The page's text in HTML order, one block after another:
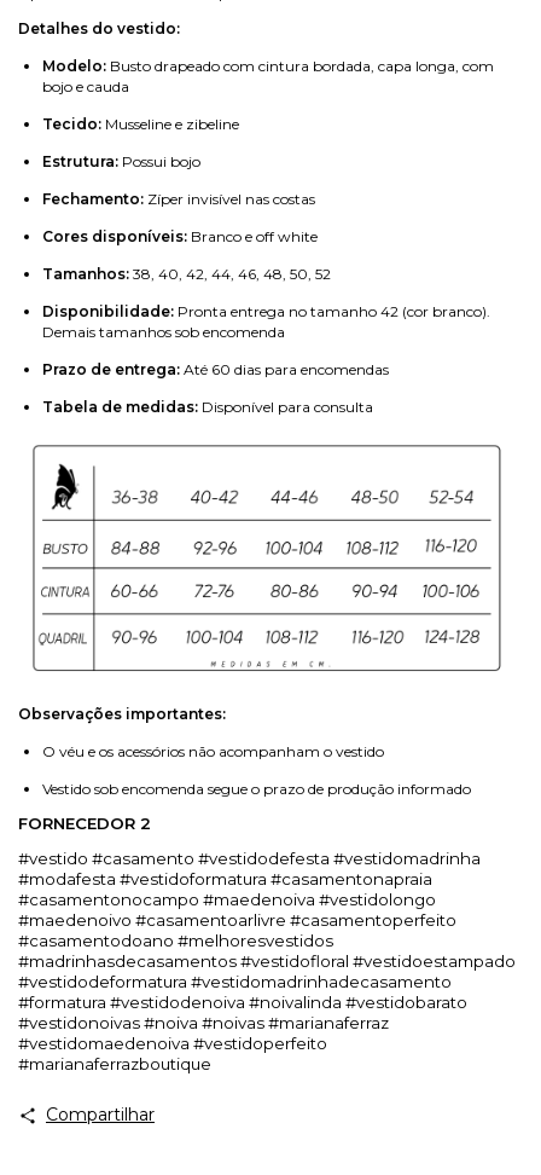
Detalhes do vestido:
Modelo: Busto drapeado com cintura bordada, capa longa, com
bojo e cauda
Tecido: Musseline e zibeline
Estrutura: Possui bojo
Fechamento: Zíper invisível nas costas
Cores disponíveis: Branco e off white
Tamanhos: 38, 40, 42, 44, 46, 48, 50, 52
Disponibilidade: Pronta entrega no tamanho 42 (cor branco).
Demais tamanhos sob encomenda
Prazo de entrega: Até 60 dias para encomendas
Tabela de medidas: Disponível para consulta
Observações importantes:
O véu e os acessórios não acompanham o vestido
Vestido sob encomenda segue o prazo de produção informado
FORNECEDOR 2
#vestido #casamento #vestidodefesta #vestidomadrinha
#modafesta #vestidoformatura #casamentonapraia
#casamentonocampo #maedenoiva #vestidolongo
#maedenoivo #casamentoarlivre #casamentoperfeito
#casamentodoano #melhoresvestidos
#madrinhasdecasamentos #vestidofloral #vestidoestampado
#vestidodeformatura #vestidomadrinhadecasamento
#formatura #vestidodenoiva #noivalinda #vestidobarato
#vestidonoivas #noiva #noivas #marianaferraz
#vestidomaedenoiva #vestidoperfeito
#marianaferrazboutique
Compartilhar